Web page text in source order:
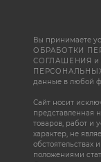
Вы принимаете
ОБРАБОТКИ
СОГЛАШЕНИЯ и
данные в любой
Сайт носит
представленная
товаров, работ и
характер, не
обстоятельствах
положениями